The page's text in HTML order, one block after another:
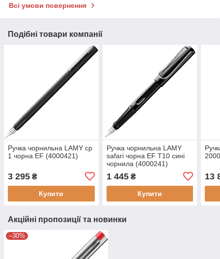
Всі умови повернення
Подібні товари компанії
Ручка чорнильна LAMY cp
1 чорна EF (4000421)
3 295 ₴
Купити
Ручка чорнильна LAMY
safari чорна EF T10 сині
чорнила (4000241)
1 445₴
Купити
13
Акційні пропозиції та новинки
–30%